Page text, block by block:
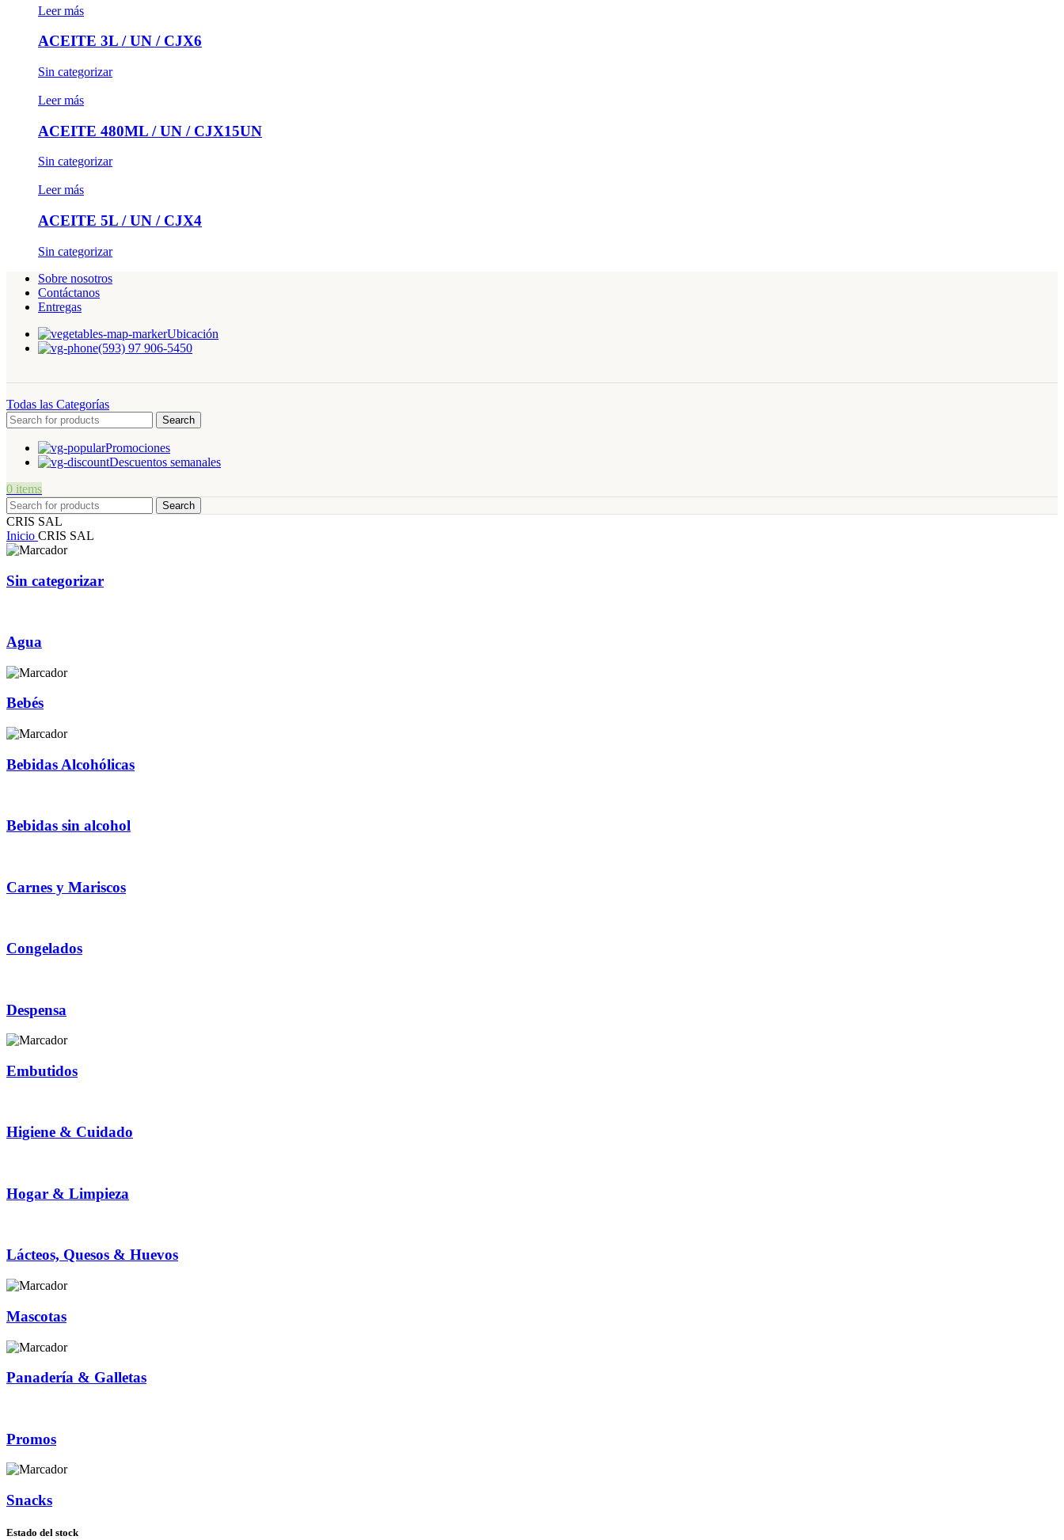
Leer más
ACEITE 3L / UN / CJX6
Sin categorizar
Leer más
ACEITE 480ML / UN / CJX15UN
Sin categorizar
Leer más
ACEITE 5L / UN / CJX4
Sin categorizar
Sobre nosotros
Contáctanos
Entregas
Ubicación
(593) 97 906-5450
Todas las Categorías
Search
Promociones
Descuentos semanales
0 items
Search
CRIS SAL
Inicio CRIS SAL
Sin categorizar
Agua
Bebés
Bebidas Alcohólicas
Bebidas sin alcohol
Carnes y Mariscos
Congelados
Despensa
Embutidos
Higiene & Cuidado
Hogar & Limpieza
Lácteos, Quesos & Huevos
Mascotas
Panadería & Galletas
Promos
Snacks
Estado del stock